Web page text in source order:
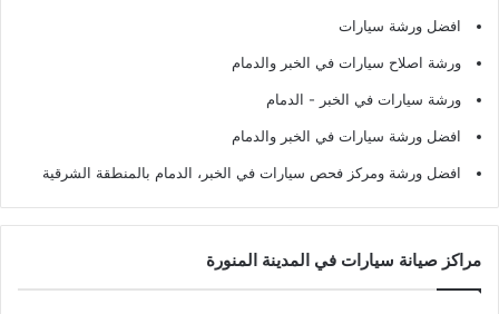
افضل ورشة سيارات
ورشة اصلاح سيارات في الخبر والدمام
ورشة سيارات في الخبر - الدمام
افضل ورشة سيارات في الخبر والدمام
افضل ورشة ومركز فحص سيارات في الخبر، الدمام بالمنطقة الشرقية
مراكز صيانة سيارات في المدينة المنورة